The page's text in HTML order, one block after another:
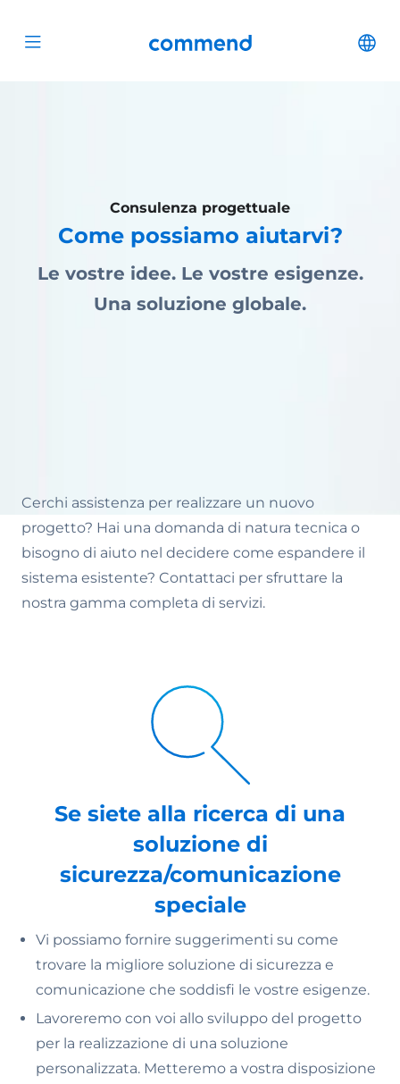
Open menu Commend
Consulenza progettuale
Come possiamo aiutarvi?
Le vostre idee. Le vostre esigenze.
Una soluzione globale.
Cerchi assistenza per realizzare un nuovo
progetto? Hai una domanda di natura tecnica o
bisogno di aiuto nel decidere come espandere il
sistema esistente? Contattaci per sfruttare la
nostra gamma completa di servizi.
Se siete alla ricerca di una
soluzione di
sicurezza/comunicazione
speciale
Vi possiamo fornire suggerimenti su come
trovare la migliore soluzione di sicurezza e
comunicazione che soddisfi le vostre esigenze.
Lavoreremo con voi allo sviluppo del progetto
per la realizzazione di una soluzione
personalizzata. Metteremo a vostra disposizione